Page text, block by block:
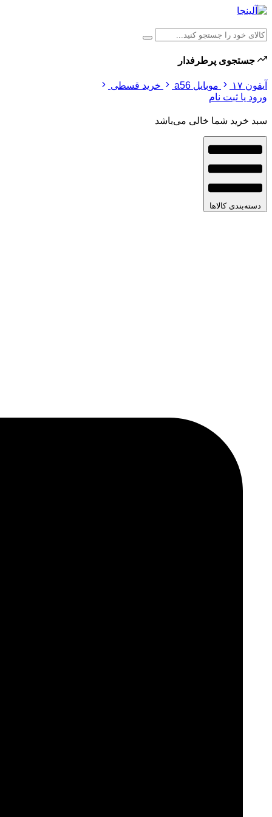
جستجوی پرطرفدار
آیفون ۱۷ موبایل a56
خرید قسطی
ورود یا ثبت نام
سبد خرید شما خالی می‌باشد
دسته‌بندی کالاها